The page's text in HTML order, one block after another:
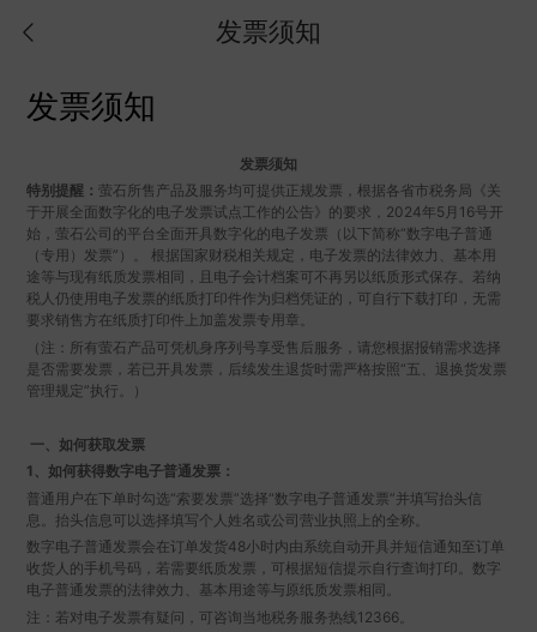
发票须知
发票须知
发票须知
特别提醒：萤石所售产品及服务均可提供正规发票，根据各省市税务局《关
于开展全面数字化的电子发票试点工作的公告》的要求，2024年5月16号开
始，萤石公司的平台全面开具数字化的电子发票（以下简称“数字电子普通
（专用）发票”）。 根据国家财税相关规定，电子发票的法律效力、基本用
途等与现有纸质发票相同，且电子会计档案可不再另以纸质形式保存。若纳
税人仍使用电子发票的纸质打印件作为归档凭证的，可自行下载打印，无需
要求销售方在纸质打印件上加盖发票专用章。
（注：所有萤石产品可凭机身序列号享受售后服务，请您根据报销需求选择
是否需要发票，若已开具发票，后续发生退货时需严格按照“五、退换货发票
管理规定”执行。）
一、如何获取发票
1、如何获得数字电子普通发票：
普通用户在下单时勾选“索要发票”选择“数字电子普通发票”并填写抬头信
息。抬头信息可以选择填写个人姓名或公司营业执照上的全称。
数字电子普通发票会在订单发货48小时内由系统自动开具并短信通知至订单
收货人的手机号码，若需要纸质发票，可根据短信提示自行查询打印。数字
电子普通发票的法律效力、基本用途等与原纸质发票相同。
注：若对电子发票有疑问，可咨询当地税务服务热线12366。